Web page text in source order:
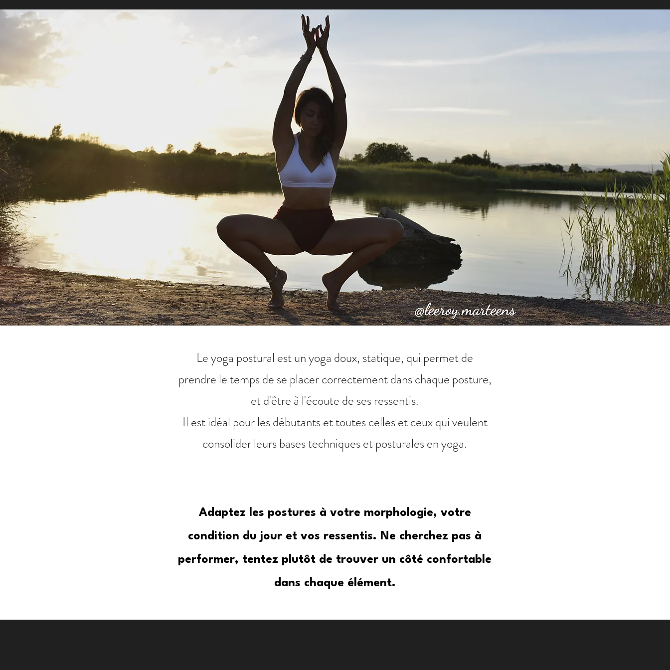
Le yoga postural est un yoga doux, statique, qui permet de
prendre le temps de se placer correctement dans chaque posture,
et d'être à l'écoute de ses ressentis.
Il est idéal pour les débutants et toutes celles et ceux qui veulent
consolider leurs bases techniques et posturales en yoga.
Adaptez les postures à votre morphologie, votre
condition du jour et vos ressentis. Ne cherchez pas à
performer, tentez plutôt de trouver un côté confortable
dans chaque élément.